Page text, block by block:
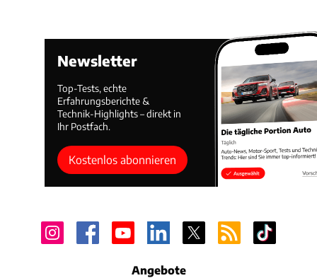
Newsletter
Top-Tests, echte
Erfahrungsberichte &
Technik-Highlights – direkt in
Ihr Postfach.
Kostenlos abonnieren
Angebote